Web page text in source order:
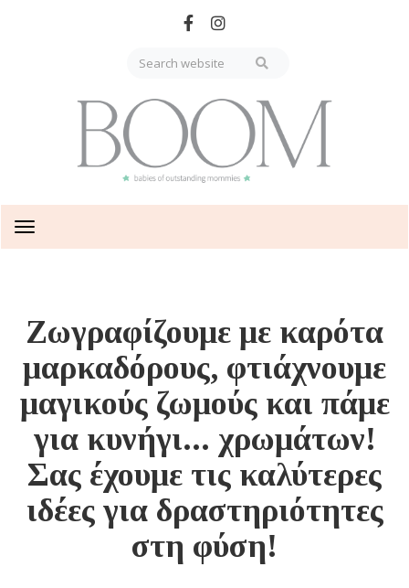
Toggle
navigation
Ζωγραφίζουμε με καρότα
μαρκαδόρους, φτιάχνουμε
μαγικούς ζωμούς και πάμε
για κυνήγι... χρωμάτων!
Σας έχουμε τις καλύτερες
ιδέες για δραστηριότητες
στη φύση!